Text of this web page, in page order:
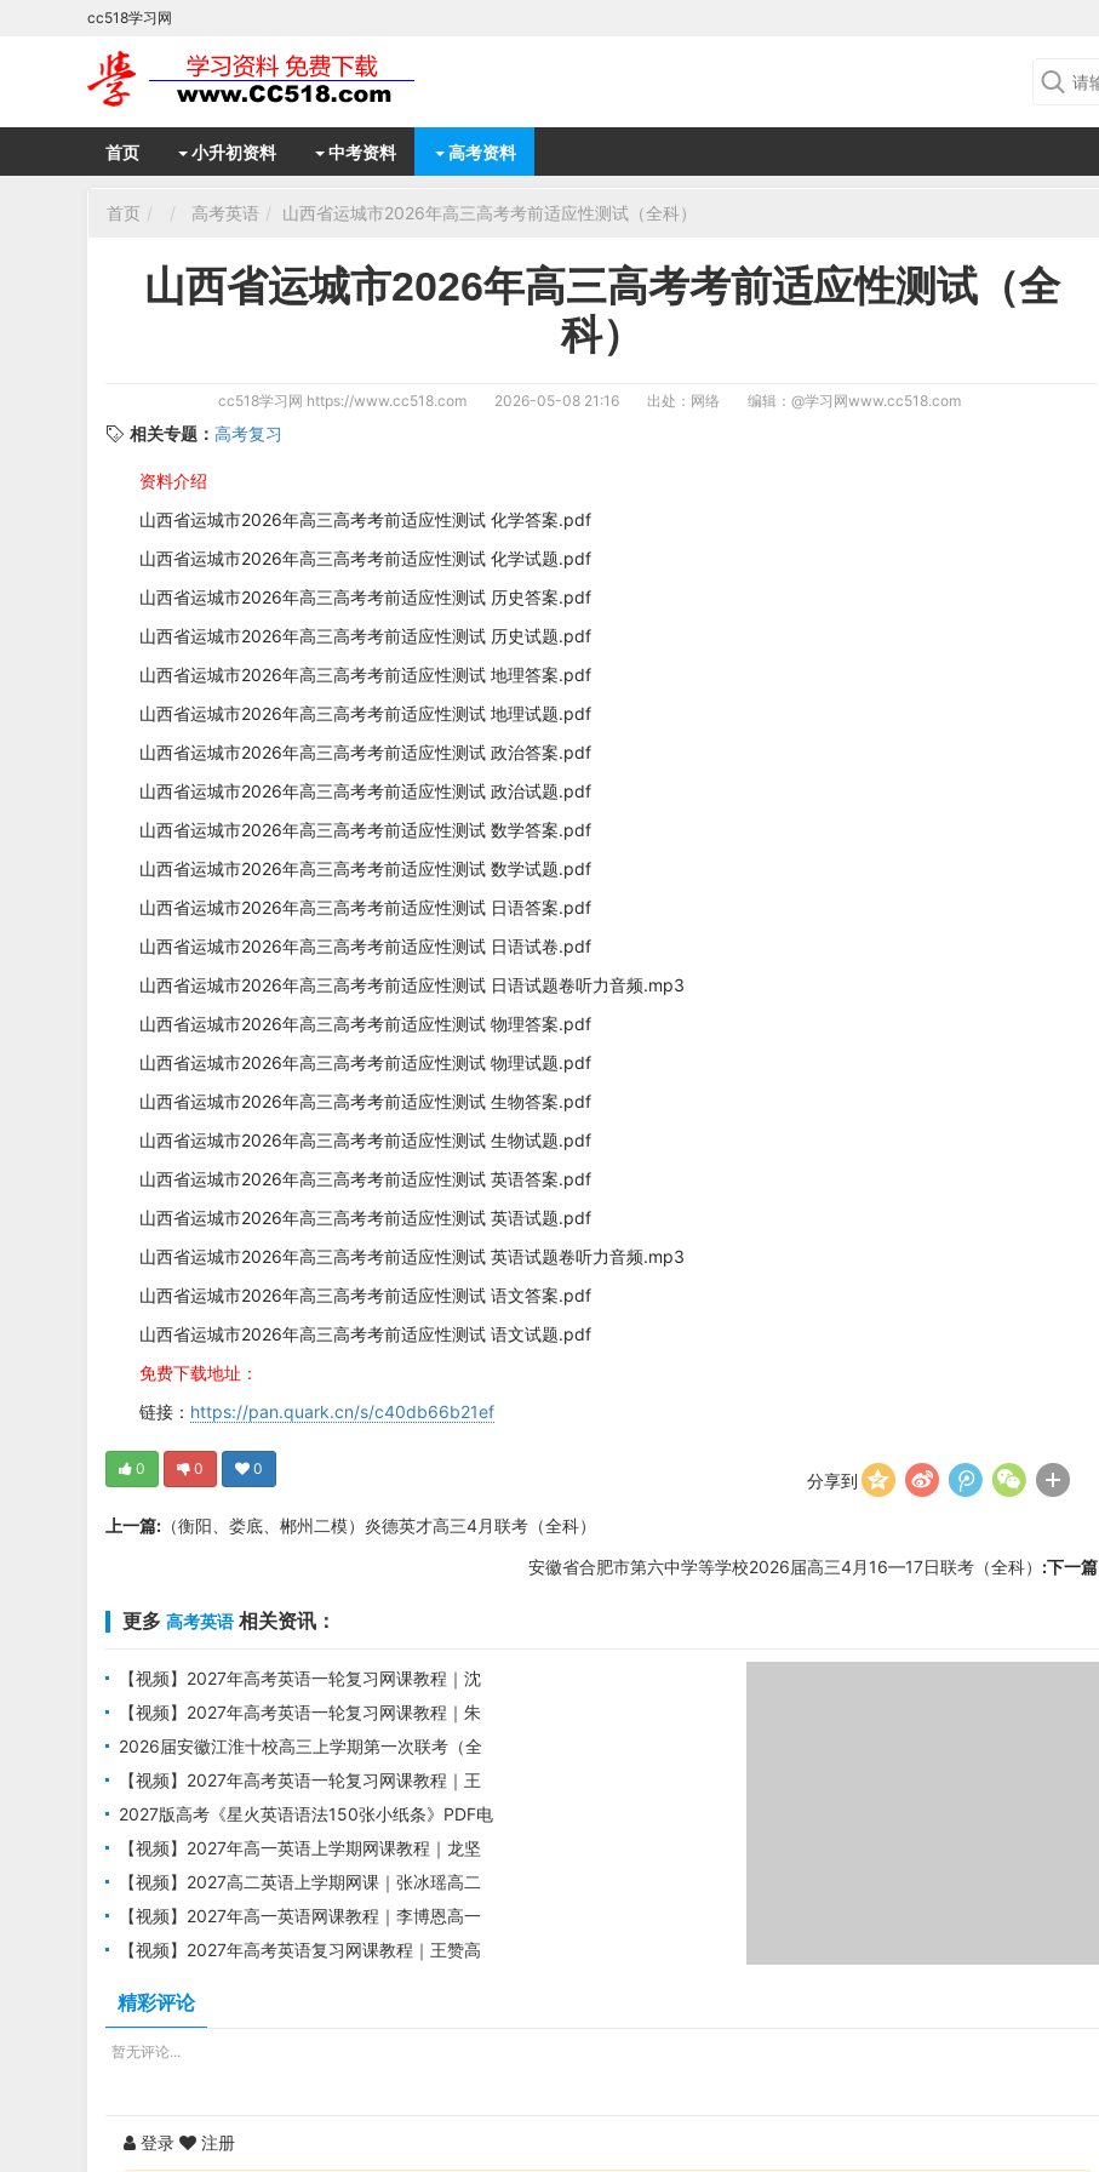
cc518学习网
首页 小升初资料 中考资料 高考资料
首页 高考英语 山西省运城市2026年高三高考考前适应性测试（全科）
山西省运城市2026年高三高考考前适应性测试（全
科）
cc518学习网 https://www.cc518.com 2026-05-08 21:16 出处：网络 编辑： @学习网www.cc518.com
相关专题： 高考复习
资料介绍
山西省运城市2026年高三高考考前适应性测试 化学答案.pdf
山西省运城市2026年高三高考考前适应性测试 化学试题.pdf
山西省运城市2026年高三高考考前适应性测试 历史答案.pdf
山西省运城市2026年高三高考考前适应性测试 历史试题.pdf
山西省运城市2026年高三高考考前适应性测试 地理答案.pdf
山西省运城市2026年高三高考考前适应性测试 地理试题.pdf
山西省运城市2026年高三高考考前适应性测试 政治答案.pdf
山西省运城市2026年高三高考考前适应性测试 政治试题.pdf
山西省运城市2026年高三高考考前适应性测试 数学答案.pdf
山西省运城市2026年高三高考考前适应性测试 数学试题.pdf
山西省运城市2026年高三高考考前适应性测试 日语答案.pdf
山西省运城市2026年高三高考考前适应性测试 日语试卷.pdf
山西省运城市2026年高三高考考前适应性测试 日语试题卷听力音频.mp3
山西省运城市2026年高三高考考前适应性测试 物理答案.pdf
山西省运城市2026年高三高考考前适应性测试 物理试题.pdf
山西省运城市2026年高三高考考前适应性测试 生物答案.pdf
山西省运城市2026年高三高考考前适应性测试 生物试题.pdf
山西省运城市2026年高三高考考前适应性测试 英语答案.pdf
山西省运城市2026年高三高考考前适应性测试 英语试题.pdf
山西省运城市2026年高三高考考前适应性测试 英语试题卷听力音频.mp3
山西省运城市2026年高三高考考前适应性测试 语文答案.pdf
山西省运城市2026年高三高考考前适应性测试 语文试题.pdf
免费下载地址：
链接： https://pan.quark.cn/s/c40db66b21ef
分享到
0 0 0
上一篇: （衡阳、娄底、郴州二模）炎德英才高三4月联考（全科）
安徽省合肥市第六中学等学校2026届高三4月16—17日联考（全科） :下一篇
更多 高考英语相关资讯：
【视频】2027年高考英语一轮复习网课教程｜沈
嘉柯高三英语上学期暑假班视频教程
【视频】2027年高考英语一轮复习网课教程｜朱
汉祺高三英语上学期暑假班视频教程
2026届安徽江淮十校高三上学期第一次联考（全
科）
【视频】2027年高考英语一轮复习网课教程｜王
双林高三英语上学期暑假班视频教程
2027版高考《星火英语语法150张小纸条》PDF电
子版下载
【视频】2027年高一英语上学期网课教程｜龙坚
高一英语暑假班视频教程
【视频】2027高二英语上学期网课｜张冰瑶高二
英语暑假班视频教程
【视频】2027年高一英语网课教程｜李博恩高一
英语s上学期暑假班视频教程
【视频】2027年高考英语复习网课教程｜王赞高
精彩评论
暂无评论...
登录 注册